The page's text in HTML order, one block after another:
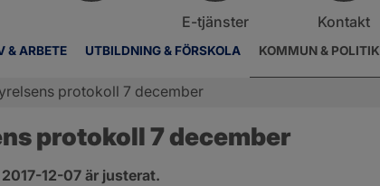
& ARBETE UTBILDNING & FÖRSKOLA KOMMUN & POLITIK
E-tjänster Kontakt
protokoll 7 december
protokoll 7 december
12-07 är justerat.